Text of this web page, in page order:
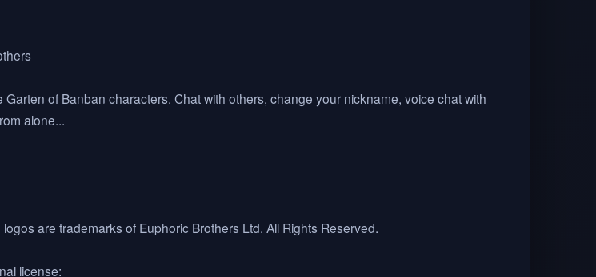
of Banban characters. Chat with others, change your nickname, voice chat with
alone...
are trademarks of Euphoric Brothers Ltd. All Rights Reserved.
license: